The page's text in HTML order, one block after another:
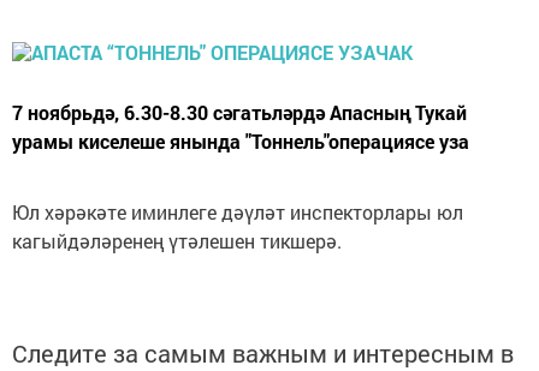
7 ноябрьдә, 6.30-8.30 сәгатьләрдә Апасның Тукай
урамы киселеше янында "Тоннель"операциясе уза
Юл хәрәкәте иминлеге дәүләт инспекторлары юл
кагыйдәләренең үтәлешен тикшерә.
Следите за самым важным и интересным в